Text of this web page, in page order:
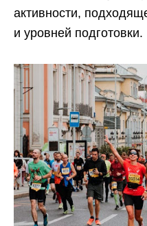
активности,
и уровней подготовки.